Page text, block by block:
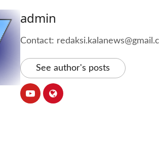
admin
Contact:
See author's posts